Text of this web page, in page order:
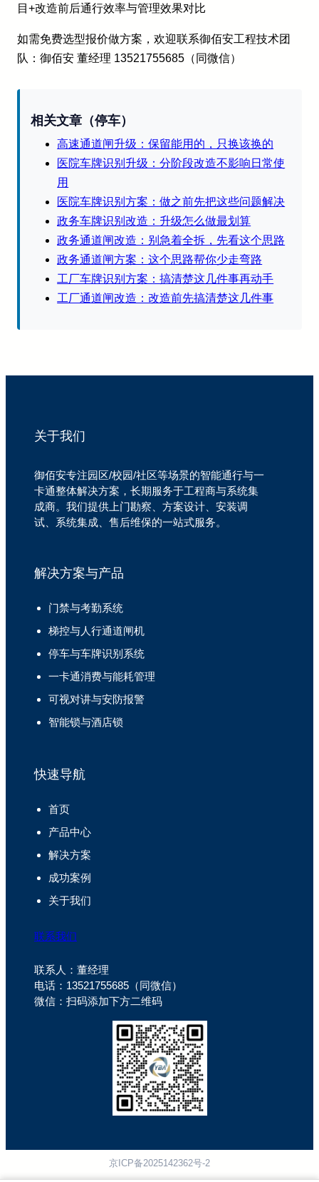
目+改造前后通行效率与管理效果对比
如需免费选型报价做方案，欢迎联系御佰安工程技术团
队：御佰安 董经理 13521755685（同微信）
相关文章（停车）
高速通道闸升级：保留能用的，只换该换的
医院车牌识别升级：分阶段改造不影响日常使
用
医院车牌识别方案：做之前先把这些问题解决
政务车牌识别改造：升级怎么做最划算
政务通道闸改造：别急着全拆，先看这个思路
政务通道闸方案：这个思路帮你少走弯路
工厂车牌识别方案：搞清楚这几件事再动手
工厂通道闸改造：改造前先搞清楚这几件事
关于我们
御佰安专注园区/校园/社区等场景的智能通行与一
卡通整体解决方案，长期服务于工程商与系统集
成商。我们提供上门勘察、方案设计、安装调
试、系统集成、售后维保的一站式服务。
解决方案与产品
门禁与考勤系统
梯控与人行通道闸机
停车与车牌识别系统
一卡通消费与能耗管理
可视对讲与安防报警
智能锁与酒店锁
快速导航
首页
产品中心
解决方案
成功案例
关于我们
联系我们
联系人：董经理
电话：13521755685（同微信）
微信：扫码添加下方二维码
京ICP备2025142362号-2